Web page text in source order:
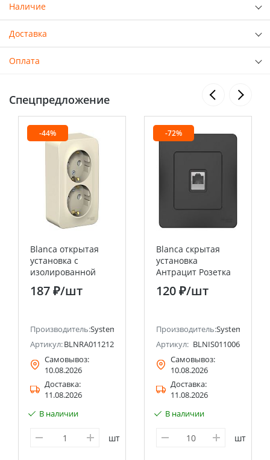
Наличие
Доставка
Оплата
Спецпредложение
(ранее Schneider Electric)
-44%
Blanca открытая
установка с
изолированной
пластиной
Молочный Розетка
шторками 16А
Systeme Electric
(Schneider Electric)
187 ₽/шт
Производитель:Systeme Electric (ранее Schneider Electric)
Артикул:BLNRA011212
Самовывоз:
10.08.2026
Доставка:
11.08.2026
В наличии
шт
-72%
Blanca скрытая
установка
Антрацит Розетка
ТЛФ RJ11 Systeme
Electric (Schneider
120 ₽/шт
Производитель:Systeme
Артикул: BLNIS011006
Самовывоз:
10.08.2026
Доставка:
11.08.2026
В наличии
шт